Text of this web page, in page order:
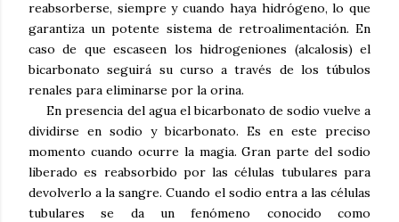
reabsorberse, siempre y cuando haya hidrógeno, lo que
garantiza un potente sistema de retroalimentación. En
caso de que escaseen los hidrogeniones (alcalosis) el
bicarbonato seguirá su curso a través de los túbulos
renales para eliminarse por la orina.
En presencia del agua el bicarbonato de sodio vuelve a
dividirse en sodio y bicarbonato. Es en este preciso
momento cuando ocurre la magia. Gran parte del sodio
liberado es reabsorbido por las células tubulares para
devolverlo a la sangre. Cuando el sodio entra a las células
tubulares se da un fenómeno conocido como